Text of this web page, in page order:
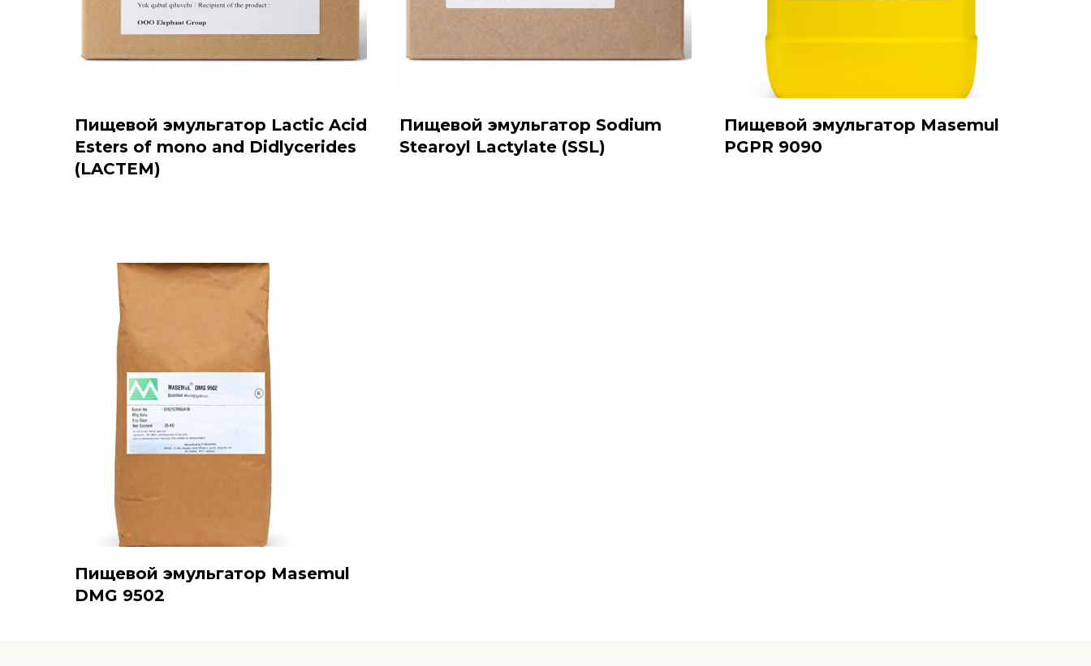
Пищевой эмульгатор Lactic Acid
Esters of mono and Didlycerides
(LACTEM)
Пищевой эмульгатор Sodium
Stearoyl Lactylate (SSL)
Пищевой эмульгатор Masemul
PGPR 9090
Пищевой эмульгатор Masemul
DMG 9502